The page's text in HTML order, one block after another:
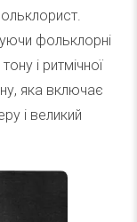
фольклорні
і ритмічної
яка включає
і великий